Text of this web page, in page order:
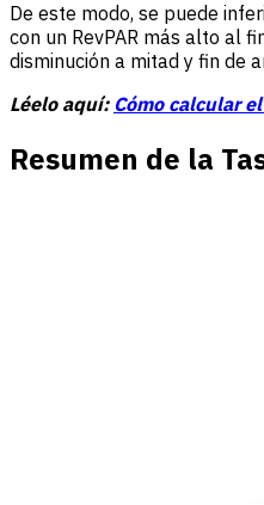
De este modo, se puede
con un RevPAR más alto al
disminución a mitad y fin de
Léelo aquí: Cómo calcular
Resumen de la